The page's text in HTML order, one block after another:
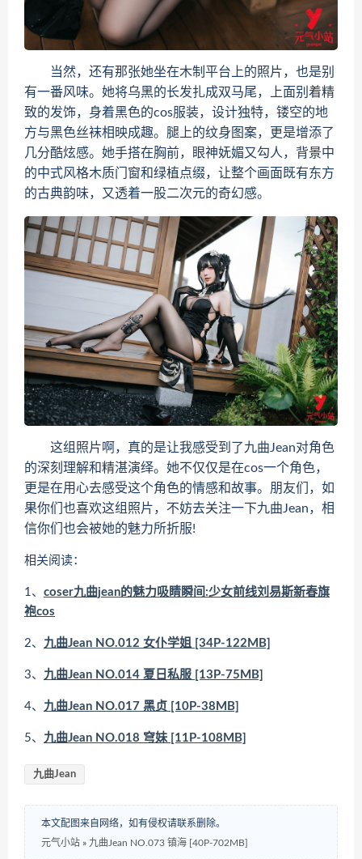
当然，还有那张她坐在木制平台上的照片，也是别
有一番风味。她将乌黑的长发扎成双马尾，上面别着精
致的发饰，身着黑色的cos服装，设计独特，镂空的地
方与黑色丝袜相映成趣。腿上的纹身图案，更是增添了
几分酷炫感。她手搭在胸前，眼神妩媚又勾人，背景中
的中式风格木质门窗和绿植点缀，让整个画面既有东方
的古典韵味，又透着一股二次元的奇幻感。
这组照片啊，真的是让我感受到了九曲Jean对角色
的深刻理解和精湛演绎。她不仅仅是在cos一个角色，
更是在用心去感受这个角色的情感和故事。朋友们，如
果你们也喜欢这组照片，不妨去关注一下九曲Jean，相
信你们也会被她的魅力所折服!
相关阅读：
1、 coser九曲jean的魅力吸睛瞬间:少女前线刘易斯新春旗
袍cos
2、 九曲Jean NO.012 女仆学姐 [34P-122MB]
3、 九曲Jean NO.014 夏日私服 [13P-75MB]
4、 九曲Jean NO.017 黑贞 [10P-38MB]
5、 九曲Jean NO.018 穹妹 [11P-108MB]
九曲Jean
本文配图来自网络，如有侵权请联系删除。
元气小站 » 九曲Jean NO.073 镇海 [40P-702MB]